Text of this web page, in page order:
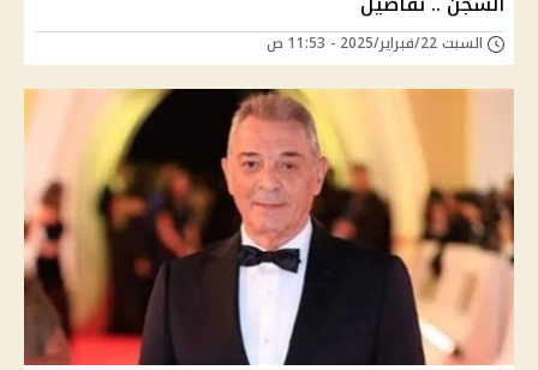
السبت 22/فبراير/2025 - 11:53 ص